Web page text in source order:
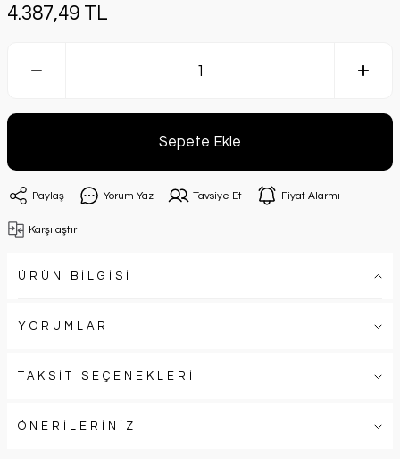
4.387,49 TL
Sepete Ekle
Paylaş Yorum Yaz Tavsiye Et Fiyat Alarmı
Karşılaştır
ÜRÜN BİLGİSİ
YORUMLAR
TAKSİT SEÇENEKLERİ
ÖNERİLERİNİZ